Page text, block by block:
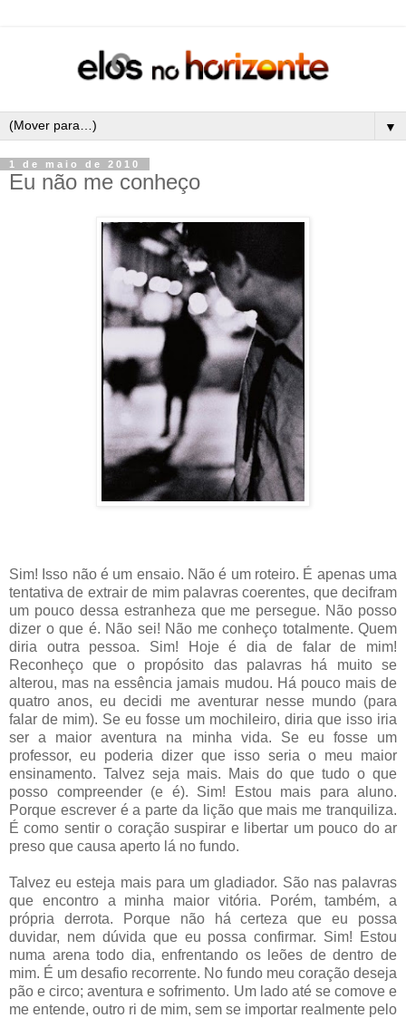
▼
1 de maio de 2010
Eu não me conheço
Sim! Isso não é um ensaio. Não é um roteiro. É apenas uma
tentativa de extrair de mim palavras coerentes, que decifram
um pouco dessa estranheza que me persegue. Não posso
dizer o que é. Não sei! Não me conheço totalmente. Quem
diria outra pessoa. Sim! Hoje é dia de falar de mim!
Reconheço que o propósito das palavras há muito se
alterou, mas na essência jamais mudou. Há pouco mais de
quatro anos, eu decidi me aventurar nesse mundo (para
falar de mim). Se eu fosse um mochileiro, diria que isso iria
ser a maior aventura na minha vida. Se eu fosse um
professor, eu poderia dizer que isso seria o meu maior
ensinamento. Talvez seja mais. Mais do que tudo o que
posso compreender (e é). Sim! Estou mais para aluno.
Porque escrever é a parte da lição que mais me tranquiliza.
É como sentir o coração suspirar e libertar um pouco do ar
preso que causa aperto lá no fundo.
Talvez eu esteja mais para um gladiador. São nas palavras
que encontro a minha maior vitória. Porém, também, a
própria derrota. Porque não há certeza que eu possa
duvidar, nem dúvida que eu possa confirmar. Sim! Estou
numa arena todo dia, enfrentando os leões de dentro de
mim. É um desafio recorrente. No fundo meu coração deseja
pão e circo; aventura e sofrimento. Um lado até se comove e
me entende, outro ri de mim, sem se importar realmente pelo